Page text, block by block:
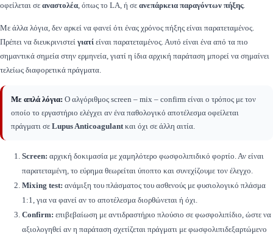
οφείλεται σε αναστολέα, όπως το LA, ή σε ανεπάρκεια παραγόντων πήξης.
Με άλλα λόγια, δεν αρκεί να φανεί ότι ένας χρόνος πήξης είναι παρατεταμένος.
Πρέπει να διευκρινιστεί γιατί είναι παρατεταμένος. Αυτό είναι ένα από τα πιο
σημαντικά σημεία στην ερμηνεία, γιατί η ίδια αρχική παράταση μπορεί να σημαίνει
τελείως διαφορετικά πράγματα.
Με απλά λόγια: Ο αλγόριθμος screen – mix – confirm είναι ο τρόπος με τον
οποίο το εργαστήριο ελέγχει αν ένα παθολογικό αποτέλεσμα οφείλεται
πράγματι σε Lupus Anticoagulantκαι όχι σε άλλη αιτία.
Screen: αρχική δοκιμασία με χαμηλότερο φωσφολιπιδικό φορτίο. Αν είναι
παρατεταμένη, το εύρημα θεωρείται ύποπτο και συνεχίζουμε τον έλεγχο.
Mixing test: ανάμιξη του πλάσματος του ασθενούς με φυσιολογικό πλάσμα
1:1, για να φανεί αν το αποτέλεσμα διορθώνεται ή όχι.
Confirm: επιβεβαίωση με αντιδραστήριο πλούσιο σε φωσφολιπίδιο, ώστε να
αξιολογηθεί αν η παράταση σχετίζεται πράγματι με φωσφολιπιδεξαρτώμενο